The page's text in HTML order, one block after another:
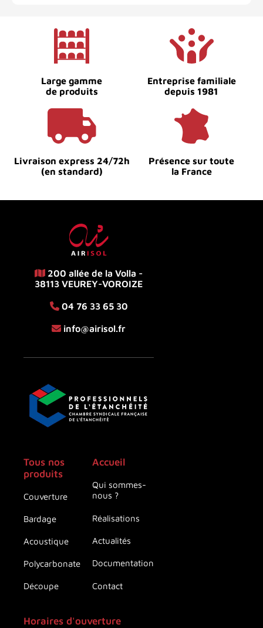
Large gamme
de produits
Entreprise familiale
depuis 1981
Livraison express 24/72h
(en standard)
Présence sur toute
la France
200 allée de la Volla -
38113 VEUREY-VOROIZE
04 76 33 65 30
info@airisol.fr
Tous nos
produits
Couverture
Bardage
Acoustique
Polycarbonate
Découpe
Accueil
Qui sommes-
nous ?
Réalisations
Actualités
Documentation
Contact
Horaires d'ouverture